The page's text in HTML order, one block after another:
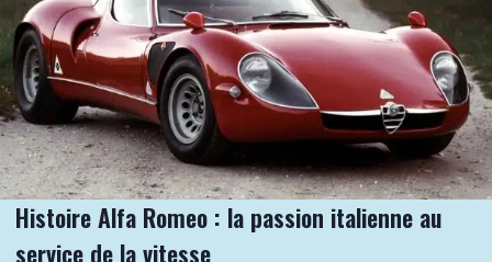
Histoire Alfa Romeo : la passion italienne au
service de la vitesse